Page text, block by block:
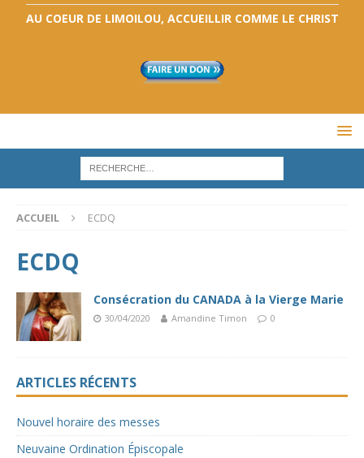
AU COEUR DE LIMOILOU, ACCUEILLIR COMME LE CHRIST
ACCUEIL ECDQ
ECDQ
Consécration du CANADA à la Vierge Marie
30/04/2020 Amandine Timon 0
ARTICLES RÉCENTS
Nouvel horaire des messes
Neuvaine Ordination Épiscopale